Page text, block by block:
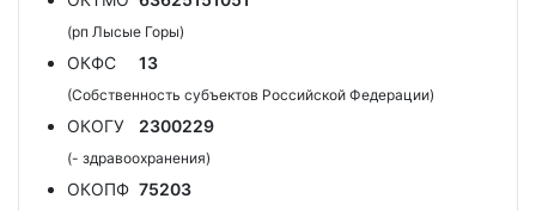
(рп Лысые Горы)
ОКФС 13
(Собственность субъектов Российской Федерации)
ОКОГУ 2300229
(- здравоохранения)
ОКОПФ 75203